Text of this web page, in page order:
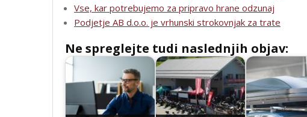
Vse, kar potrebujemo za pripravo hrane odzunaj
Podjetje AB d.o.o. je vrhunski strokovnjak za trate
Ne spreglejte tudi naslednjih objav: